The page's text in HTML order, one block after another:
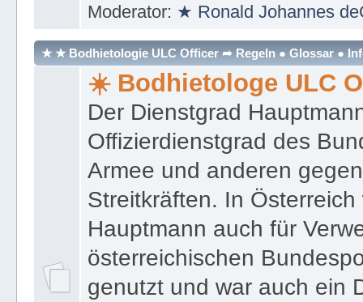
Moderator: ★ Ronald Johannes
★ ★ Bodhietologie ULC Officer ➦ Regeln ● Glossar ●
☀️ Bodhietologe ULC
Der Dienstgrad
Offizierdienstgrad des
Armee und anderen
Streitkräften. In
Hauptmann auch für
österreichischen
genutzt und war auch ein